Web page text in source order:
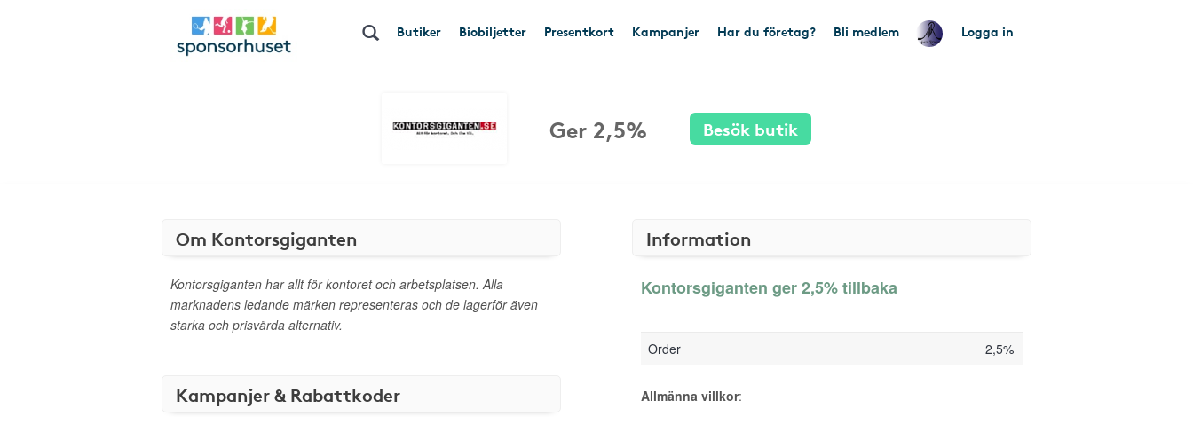
Butiker Biobiljetter Presentkort Kampanjer Har du företag? Bli medlem Logga in
Ger 2,5% Besök butik
Om Kontorsgiganten
Kontorsgiganten har allt för kontoret och arbetsplatsen. Alla
marknadens ledande märken representeras och de lagerför även
starka och prisvärda alternativ.
Kampanjer & Rabattkoder
Information
Kontorsgiganten ger 2,5% tillbaka
Order 2,5%
Allmänna villkor: